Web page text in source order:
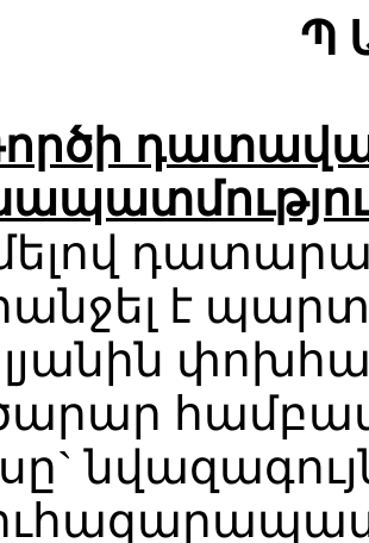
Պ
է